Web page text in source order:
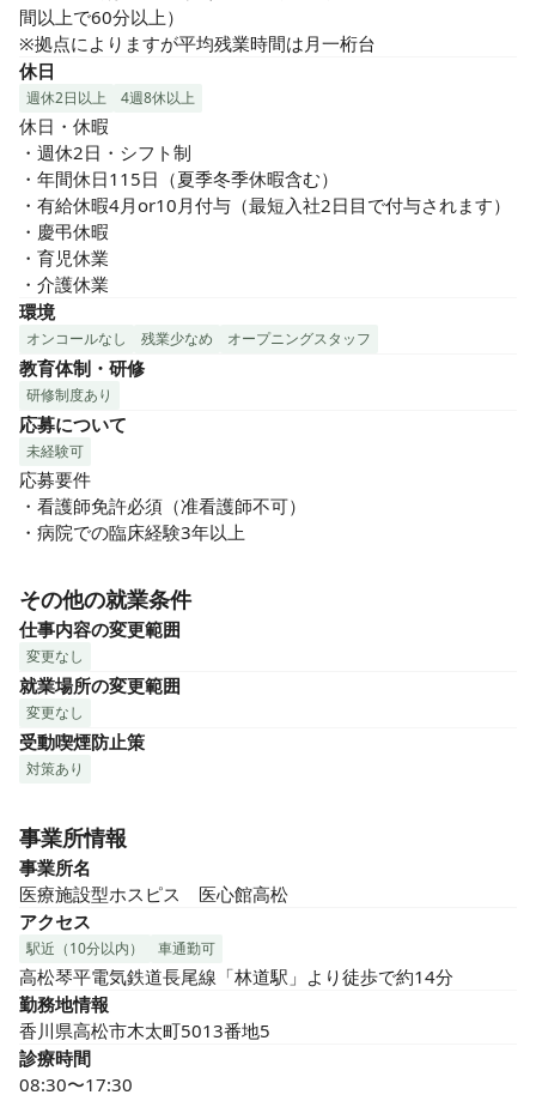
間以上で60分以上）
※拠点によりますが平均残業時間は月一桁台
休日
週休2日以上 4週8休以上
休日・休暇
・週休2日・シフト制
・年間休日115日（夏季冬季休暇含む）
・有給休暇4月or10月付与（最短入社2日目で付与されます）
・慶弔休暇
・育児休業
・介護休業
環境
オンコールなし 残業少なめ オープニングスタッフ
教育体制・研修
研修制度あり
応募について
未経験可
応募要件
・看護師免許必須（准看護師不可）
・病院での臨床経験3年以上
その他の就業条件
仕事内容の変更範囲
変更なし
就業場所の変更範囲
変更なし
受動喫煙防止策
対策あり
事業所情報
事業所名
医療施設型ホスピス　医心館高松
アクセス
駅近（10分以内） 車通勤可
高松琴平電気鉄道長尾線「林道駅」より徒歩で約14分
勤務地情報
香川県高松市木太町5013番地5
診療時間
08:30〜17:30